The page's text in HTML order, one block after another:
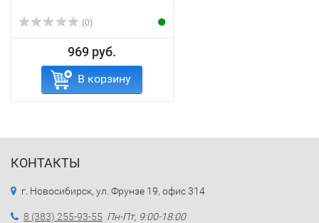
(0)
969 руб.
В корзину
КОНТАКТЫ
г. Новосибирск, ул. Фрунзе 19, офис 314
8 (383) 255-93-55 Пн-Пт, 9:00-18:00